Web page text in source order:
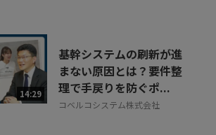
14:29
基幹システムの刷新が進
まない原因とは？要件整
理で手戻りを防ぐポ...
コベルコシステム株式会社